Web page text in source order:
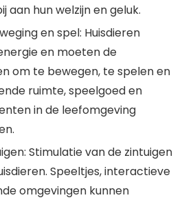
aan hun welzijn en geluk.
en spel: Huisdieren
en moeten de
om te bewegen, te spelen en
ruimte, speelgoed en
in de leefomgeving
Stimulatie van de zintuigen
Speeltjes, interactieve
omgevingen kunnen